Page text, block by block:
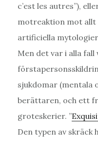
c’est les autres”),
motreaktion mot allt
artificiella
Men det var i alla
sjukdomar (mentala
berättaren, och ett
groteskerier. ”
Den typen av skräck